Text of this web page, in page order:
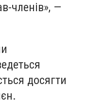
членів», —
досягти